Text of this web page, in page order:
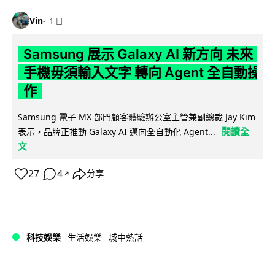
Vin 1 日
Samsung 展示 Galaxy AI 新方向 未來
手機毋須輸入文字 轉向 Agent 全自動操
作
Samsung 電子 MX 部門顧客體驗辦公室主管兼副總裁 Jay Kim
表示，品牌正推動 Galaxy AI 邁向全自動化 Agent...
閱讀全
文
27 4 ↗ 分享
科技娛樂 生活娛樂 城中熱話